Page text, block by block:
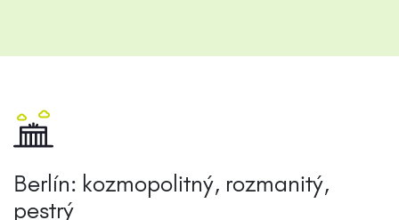
Berlín: kozmopolitný, rozmanitý,
pestrý